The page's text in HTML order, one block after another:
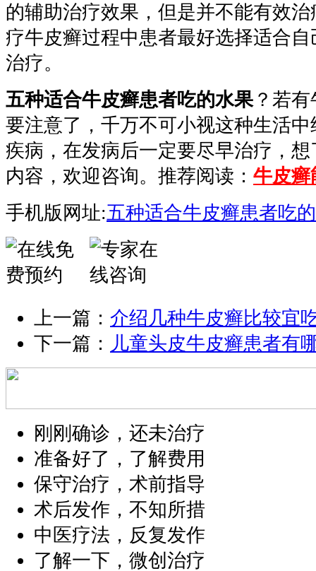
的辅助治疗效果，但是并不能有效
疗牛皮癣过程中患者最好选择适合
治疗。
五种适合牛皮癣患者吃的水果？若有
要注意了，千万不可小视这种生活
疾病，在发病后一定要尽早治疗，
内容，欢迎咨询。推荐阅读： 牛皮癣
手机版网址:五种适合牛皮癣患者吃
上一篇： 介绍几种牛皮癣比较宜
下一篇： 儿童头皮牛皮癣患者有
刚刚确诊，还未治疗
准备好了，了解费用
保守治疗，术前指导
术后发作，不知所措
中医疗法，反复发作
了解一下，微创治疗